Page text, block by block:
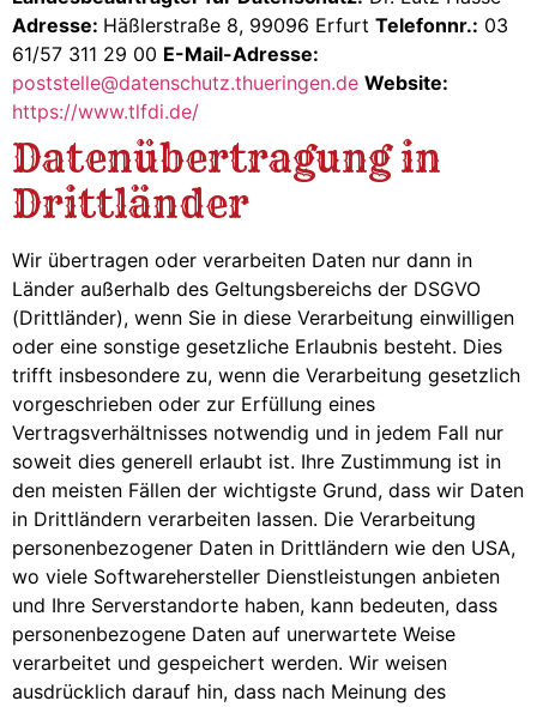
Adresse: Häßlerstraße 8, 99096 Erfurt Telefonnr.: 03
61/57 311 29 00 E-Mail-Adresse:
poststelle@datenschutz.thueringen.de Website:
https://www.tlfdi.de/
Datenübertragung in
Drittländer
Wir übertragen oder verarbeiten Daten nur dann in
Länder außerhalb des Geltungsbereichs der DSGVO
(Drittländer), wenn Sie in diese Verarbeitung einwilligen
oder eine sonstige gesetzliche Erlaubnis besteht. Dies
trifft insbesondere zu, wenn die Verarbeitung gesetzlich
vorgeschrieben oder zur Erfüllung eines
Vertragsverhältnisses notwendig und in jedem Fall nur
soweit dies generell erlaubt ist. Ihre Zustimmung ist in
den meisten Fällen der wichtigste Grund, dass wir Daten
in Drittländern verarbeiten lassen. Die Verarbeitung
personenbezogener Daten in Drittländern wie den USA,
wo viele Softwarehersteller Dienstleistungen anbieten
und Ihre Serverstandorte haben, kann bedeuten, dass
personenbezogene Daten auf unerwartete Weise
verarbeitet und gespeichert werden. Wir weisen
ausdrücklich darauf hin, dass nach Meinung des